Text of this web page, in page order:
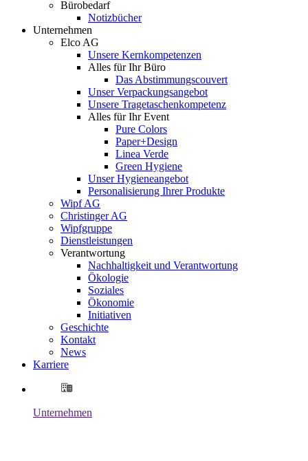
Bürobedarf
Notizbücher
Unternehmen
Elco AG
Unsere Kernkompetenzen
Alles für Ihr Büro
Das Abstimmungscouvert
Unser Verpackungsangebot
Unsere Tragetaschenkompetenz
Alles für Ihr Event
Pure Colors
Paper+Design
Linea Verde
Green Hygiene
Unser Hygieneangebot
Personalisierung Ihrer Produkte
Wipf AG
Christinger AG
Wipfgruppe
Dienstleistungen
Verantwortung
Nachhaltigkeit und Verantwortung
Ökologie
Soziales
Ökonomie
Initiativen
Geschichte
Kontakt
News
Karriere
Unternehmen